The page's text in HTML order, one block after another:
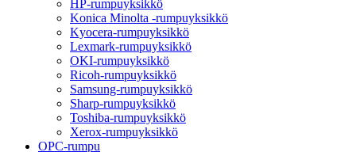
HP-rumpuyksikkö
Konica Minolta -rumpuyksikkö
Kyocera-rumpuyksikkö
Lexmark-rumpuyksikkö
OKI-rumpuyksikkö
Ricoh-rumpuyksikkö
Samsung-rumpuyksikkö
Sharp-rumpuyksikkö
Toshiba-rumpuyksikkö
Xerox-rumpuyksikkö
OPC-rumpu